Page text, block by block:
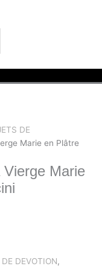
DE
Marie en Plâtre
Marie
DEVOTION,